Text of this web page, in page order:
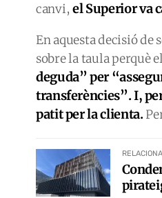
canvi,el Superior va
En aquesta decisió de
sobre la taula perquè
deguda” per
transferències”. I,
patit per la clienta.